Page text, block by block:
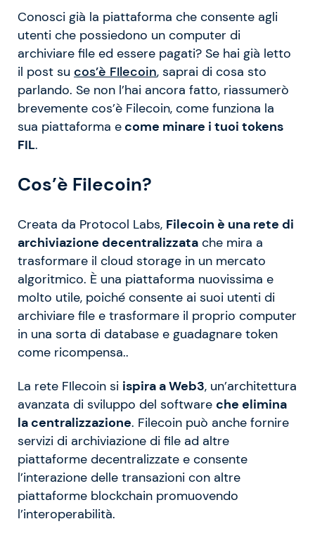
Conosci già la piattaforma che consente agli
utenti che possiedono un computer di
archiviare file ed essere pagati? Se hai già letto
il post su cos’è FIlecoin, saprai di cosa sto
parlando. Se non l’hai ancora fatto, riassumerò
brevemente cos’è Filecoin, come funziona la
sua piattaforma ecome minare i tuoi tokens
FIL.
Cos’è Filecoin?
Creata da Protocol Labs, Filecoin è una rete di
archiviazione decentralizzata che mira a
trasformare il cloud storage in un mercato
algoritmico. È una piattaforma nuovissima e
molto utile, poiché consente ai suoi utenti di
archiviare file e trasformare il proprio computer
in una sorta di database e guadagnare token
come ricompensa..
La rete FIlecoin si ispira a Web3, un’architettura
avanzata di sviluppo del software che elimina
la centralizzazione. Filecoin può anche fornire
servizi di archiviazione di file ad altre
piattaforme decentralizzate e consente
l’interazione delle transazioni con altre
piattaforme blockchain promuovendo
l’interoperabilità.